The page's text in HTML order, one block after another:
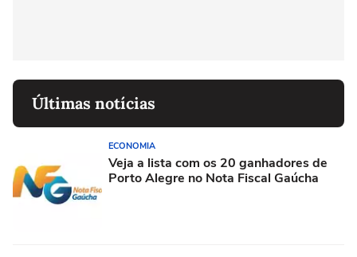
Últimas notícias
ECONOMIA
Veja a lista com os 20 ganhadores de
Porto Alegre no Nota Fiscal Gaúcha